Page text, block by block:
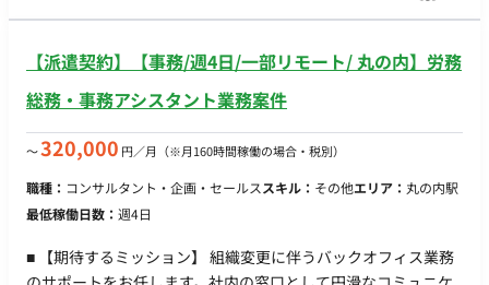
現場との調整、課題解決の推進 ■チーム体制 数名規模のチーム
の流れ 弊社内：日次・週次の進捗共有、チャットでの随時連絡
顧客側：週次定例MTG、課題や依頼に関する随時コミュニケー
基盤: Windows, Mac, Active Directory, Microsoft Entra ID グル
ュリティ・管理: Microsoft Intune, Microsoft Defender, Skysea
Client View スクリプト・自動化: PowerShell, Google Apps
Apps） コミュニケーション: Microsoft Teams, メール ■開発フ
【派遣契約】【事務/週4日/一部リモート/ 丸の内】労務
総務・事務アシスタント業務案件
〜320,000 円／月 （※月160時間稼働の場合・税別）
職種： コンサルタント・企画・セールススキル： その他エリア： 丸の内駅
最低稼働日数： 週4日
■ 【期待するミッション】 組織変更に伴うバックオフィス業務